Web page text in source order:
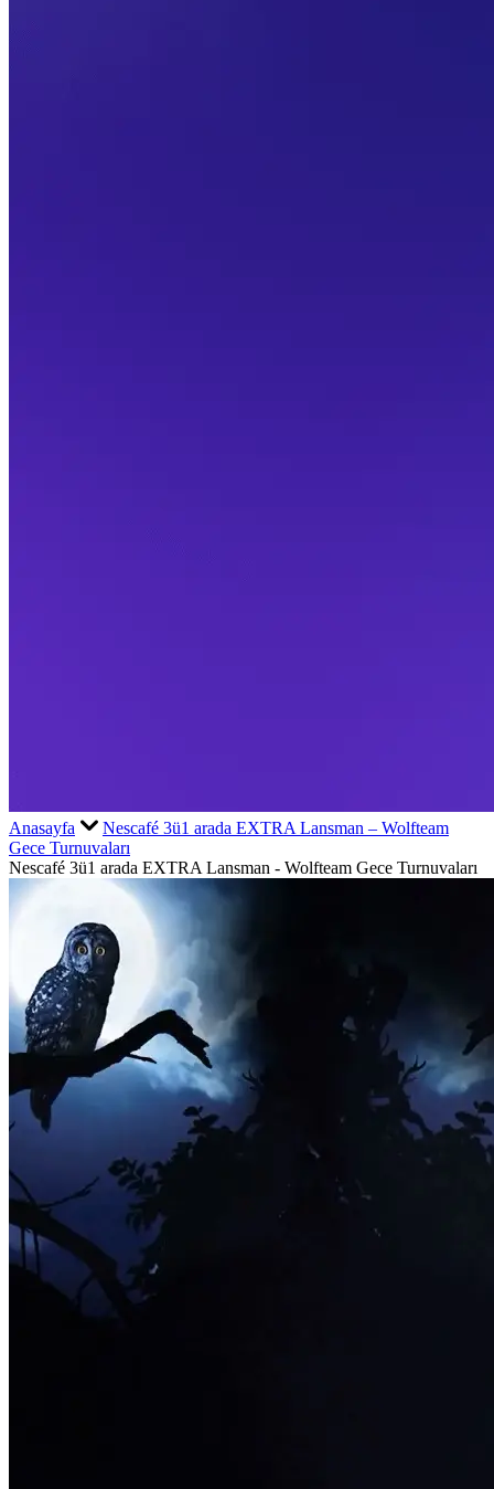
Anasayfa
Nescafé 3ü1 arada EXTRA Lansman – Wolfteam
Gece Turnuvaları
Nescafé 3ü1 arada EXTRA Lansman - Wolfteam Gece Turnuvaları